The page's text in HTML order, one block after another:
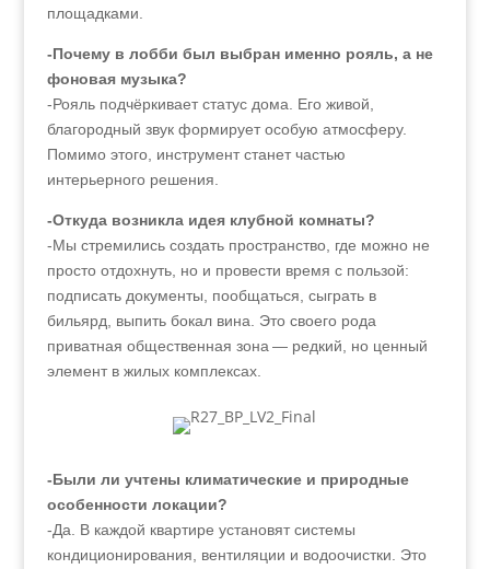
площадками.
-Почему в лобби был выбран именно рояль, а не
фоновая музыка?
-Рояль подчёркивает статус дома. Его живой,
благородный звук формирует особую атмосферу.
Помимо этого, инструмент станет частью
интерьерного решения.
-Откуда возникла идея клубной комнаты?
-Мы стремились создать пространство, где можно не
просто отдохнуть, но и провести время с пользой:
подписать документы, пообщаться, сыграть в
бильярд, выпить бокал вина. Это своего рода
приватная общественная зона — редкий, но ценный
элемент в жилых комплексах.
-Были ли учтены климатические и природные
особенности локации?
-Да. В каждой квартире установят системы
кондиционирования, вентиляции и водоочистки. Это